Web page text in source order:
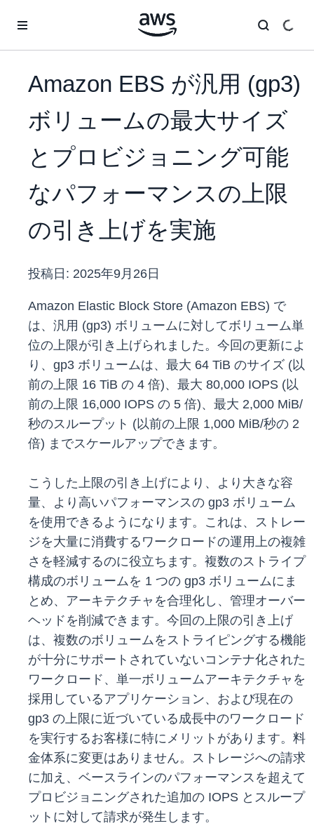
Amazon EBS が汎用 (gp3)
ボリュームの最大サイズ
とプロビジョニング可能
なパフォーマンスの上限
の引き上げを実施
投稿日: 2025年9月26日
Amazon Elastic Block Store (Amazon EBS) で
は、汎用 (gp3) ボリュームに対してボリューム単
位の上限が引き上げられました。今回の更新によ
り、gp3 ボリュームは、最大 64 TiB のサイズ (以
前の上限 16 TiB の 4 倍)、最大 80,000 IOPS (以
前の上限 16,000 IOPS の 5 倍)、最大 2,000 MiB/
秒のスループット (以前の上限 1,000 MiB/秒の 2
倍) までスケールアップできます。
こうした上限の引き上げにより、より大きな容
量、より高いパフォーマンスの gp3 ボリューム
を使用できるようになります。これは、ストレー
ジを大量に消費するワークロードの運用上の複雑
さを軽減するのに役立ちます。複数のストライプ
構成のボリュームを 1 つの gp3 ボリュームにま
とめ、アーキテクチャを合理化し、管理オーバー
ヘッドを削減できます。今回の上限の引き上げ
は、複数のボリュームをストライピングする機能
が十分にサポートされていないコンテナ化された
ワークロード、単一ボリュームアーキテクチャを
採用しているアプリケーション、および現在の
gp3 の上限に近づいている成長中のワークロード
を実行するお客様に特にメリットがあります。料
金体系に変更はありません。ストレージへの請求
に加え、ベースラインのパフォーマンスを超えて
プロビジョニングされた追加の IOPS とスループ
ットに対して請求が発生します。